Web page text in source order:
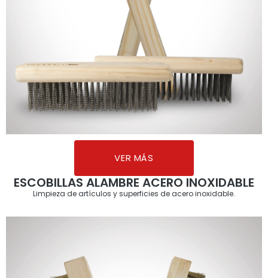
VER MÁS
ESCOBILLAS ALAMBRE ACERO INOXIDABLE
Limpieza de artículos y superficies de acero inoxidable.